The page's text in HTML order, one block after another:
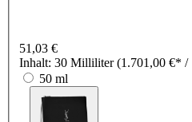
51,03 €
Inhalt: 30 Milliliter(1.701,00 €*
50 ml